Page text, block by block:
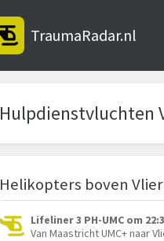
TraumaRadar.nl
Hulpdienstvluchten
Helikopters boven
Lifeliner 3 PH-UMC om
Van Maastricht UMC+ naar